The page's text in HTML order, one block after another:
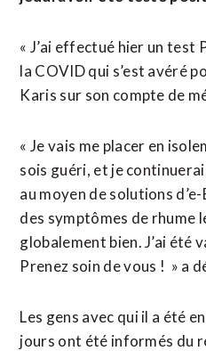
« J’ai effectué hier un test
la COVID qui s’est avéré
Karis sur son compte de
« Je vais me placer en
sois guéri, et je
au moyen de solutions
des symptômes de rhume
globalement bien. J’ai été
Prenez soin de vous ! » a
Les gens avec qui il a été
jours ont été informés du